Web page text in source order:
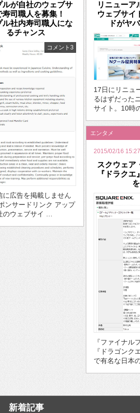
ルが自社のウェブサ
寿司職人を募集！
ル社内寿司職人にな
るチャンス
コメント3
に広告を掲載しません
ンサードリンク アップ
のウェブサイ …
リニューア
ウェブサイ
ドがヤ
17日にリニュ
るはずだった
サイト。10時
エンタメ
2015/02/16
スクウェア
『ドラク
『ファイナル
『ドラゴンク
で有名な日本
新着記事